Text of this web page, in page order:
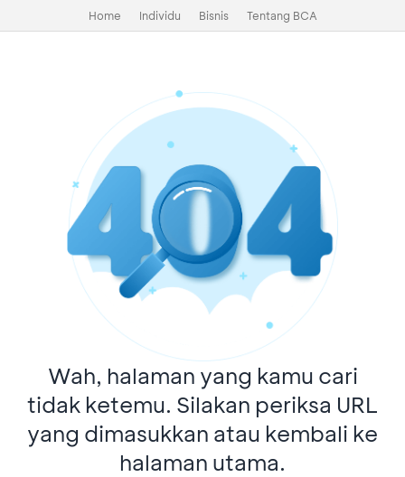
Home Individu Bisnis Tentang BCA
Wah, halaman yang kamu cari
tidak ketemu. Silakan periksa URL
yang dimasukkan atau kembali ke
halaman utama.